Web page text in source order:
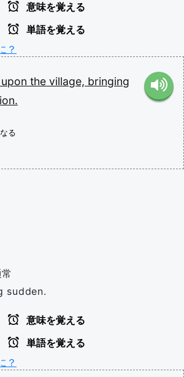
意味を覚える
単語を覚える
？
upon the village, bringing
る
sudden.
意味を覚える
単語を覚える
？